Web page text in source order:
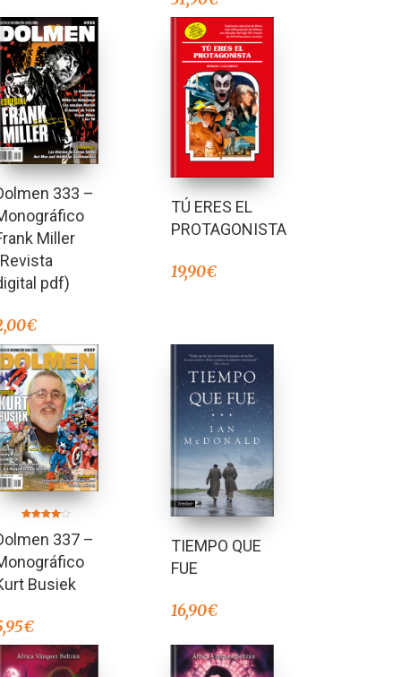
333 –
Miller
pdf)
€
TÚ ERES EL
PROTAGONISTA
19,90€
en
4.00
337 –
Busiek
€
TIEMPO QUE
FUE
16,90€